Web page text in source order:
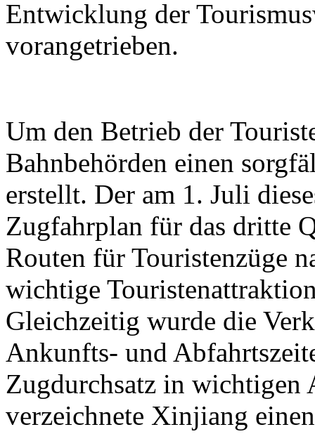
Entwicklung der
vorangetrieben.
Um den Betrieb der
Bahnbehörden einen
erstellt. Der am 1. Juli
Zugfahrplan für das dritte
Routen für Touristenzüge
wichtige
Gleichzeitig wurde die
Ankunfts- und
Zugdurchsatz in wichtigen
verzeichnete Xinjiang